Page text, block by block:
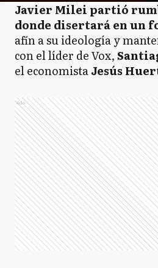
Javier Milei partió
donde disertará en un
afín a su ideología y
con el líder de Vox,
el economistaJesús
Ads